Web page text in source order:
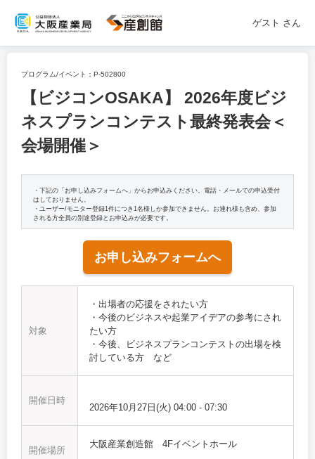
ゲスト さん
プログラム/イベント： P-502800
【ビジコンOSAKA】 2026年度ビジ
ネスプランコンテスト最終発表会＜
会場開催＞
・下記の「お申し込みフォームへ」からお申込みください。電話・メールでの申込受付
はしておりません。
・ユーザー/モニター登録1件につき1名様しか参加できません。お連れ様も含め、参加
される方全員の別途登録とお申込みが必要です。
お申し込みフォームへ
対象
・出場者の応援をされたい方
・今後のビジネスや起業アイデアの参考にされ
たい方
・今後、ビジネスプランコンテストの出場を検
討している方 など
開催日時
2026年10月27日(火) 04:00 - 07:30
開催場所
大阪産業創造館 4Fイベントホール